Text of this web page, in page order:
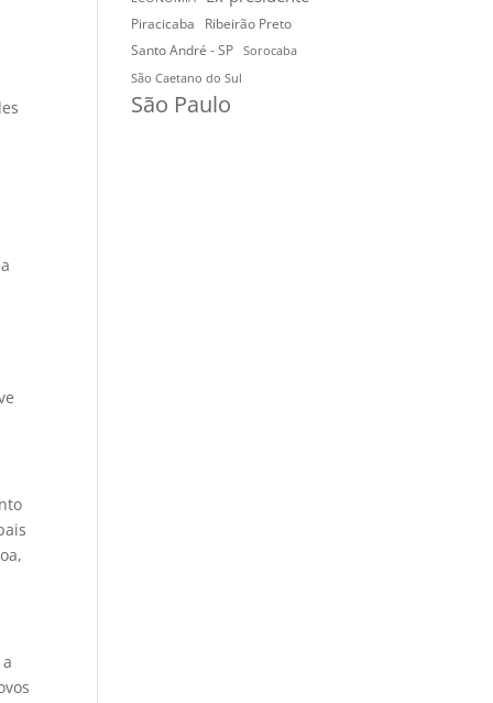
Piracicaba
Ribeirão Preto
Santo André - SP
Sorocaba
São Caetano do Sul
São Paulo